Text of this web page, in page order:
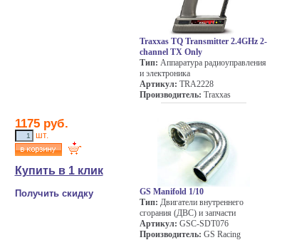
1175 руб.
шт.
Купить в 1 клик
Получить скидку
Traxxas TQ Transmitter 2.4GHz 2-
channel TX Only
Тип: Аппаратура радиоуправления
и электроника
Артикул: TRA2228
Производитель: Traxxas
GS Manifold 1/10
Тип: Двигатели внутреннего
сгорания (ДВС) и запчасти
Артикул: GSC-SDT076
Производитель: GS Racing